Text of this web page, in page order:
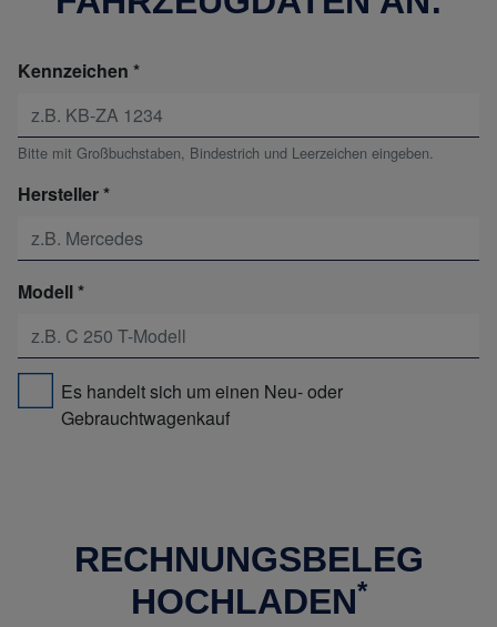
Kennzeichen
Bitte mit Großbuchstaben, Bindestrich und Leerzeichen eingeben.
Hersteller
Modell
Es handelt sich um einen Neu- oder
Gebrauchtwagenkauf
RECHNUNGSBELEG
HOCHLADEN*